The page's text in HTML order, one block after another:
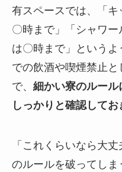
有スペースでは、「
〇時まで」「シャワ
は〇時まで」という
での飲酒や喫煙禁止
で、 細かい寮のルー
しっかりと確認してお
「これくらいなら大
のルールを破ってし